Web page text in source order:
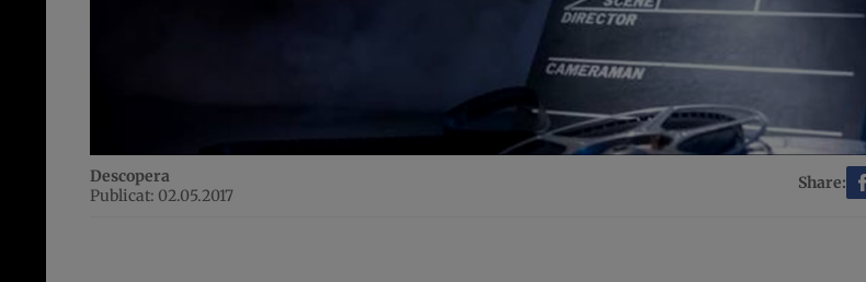
Descopera
Publicat: 02.05.2017
Share: